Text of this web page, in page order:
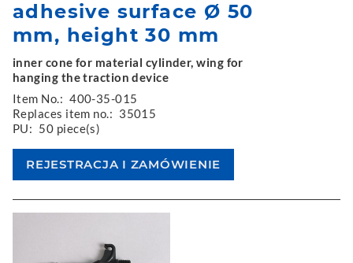
adhesive surface Ø 50
mm, height 30 mm
inner cone for material cylinder, wing for
hanging the traction device
Item No.: 400-35-015
Replaces item no.: 35015
PU: 50 piece(s)